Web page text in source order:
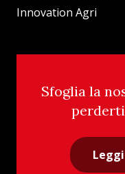
Innovation Agri
Sfoglia la